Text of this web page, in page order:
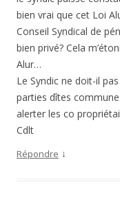
bien vrai que cet Loi
Conseil Syndical de
bien privé? Cela
Alur…
Le Syndic ne doit-il
parties dîtes
alerter les co
Cdlt
Répondre ↓